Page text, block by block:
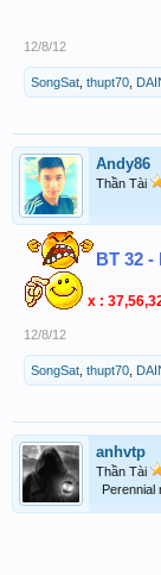
12/8/12
SongSat thupt70
Andy86
Thần Tài
BT 32 -
x :
12/8/12
SongSat thupt70
anhvtp
Thần Tài
Perennial